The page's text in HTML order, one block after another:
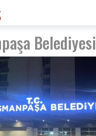
Belediyesi